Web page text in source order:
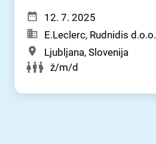
12. 7. 2025
E.Leclerc, Rudnidis d.o.o.
Ljubljana, Slovenija
ž/m/d